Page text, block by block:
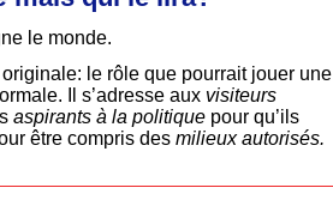
le monde.
le rôle que pourrait jouer une
Il s’adresse aux visiteurs
aspirants à la politique pour qu’ils
être compris des milieux autorisés.